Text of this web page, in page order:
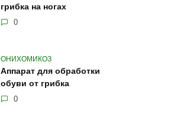
грибка на ногах
0
ОНИХОМИКОЗ
Аппарат для обработки
обуви от грибка
0